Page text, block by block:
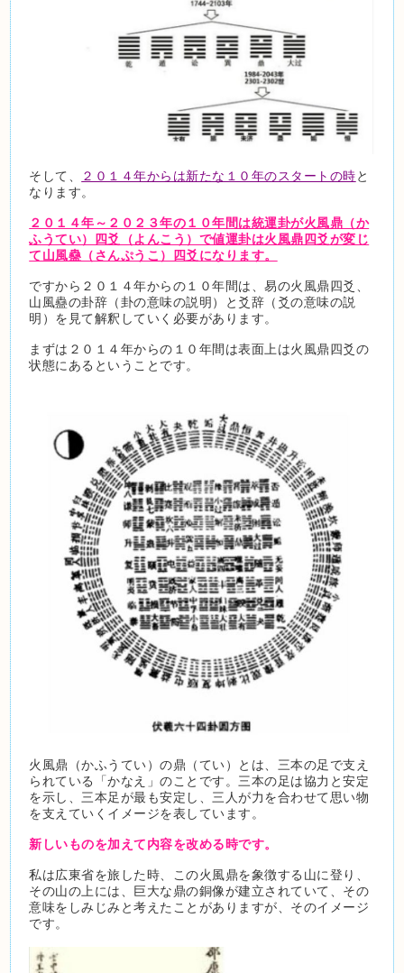
そして、 ２０１４年からは新たな１０年のスタートの時と
なります。
２０１４年～２０２３年の１０年間は統運卦が火風鼎（か
ふうてい）四爻（よんこう）で値運卦は火風鼎四爻が変じ
て山風蠱（さんぷうこ）四爻になります。
ですから２０１４年からの１０年間は、易の火風鼎四爻、
山風蠱の卦辞（卦の意味の説明）と爻辞（爻の意味の説
明）を見て解釈していく必要があります。
まずは２０１４年からの１０年間は表面上は火風鼎四爻の
状態にあるということです。
火風鼎（かふうてい）の鼎（てい）とは、三本の足で支え
られている「かなえ」のことです。三本の足は協力と安定
を示し、三本足が最も安定し、三人が力を合わせて思い物
を支えていくイメージを表しています。
新しいものを加えて内容を改める時です。
私は広東省を旅した時、この火風鼎を象徴する山に登り、
その山の上には、巨大な鼎の銅像が建立されていて、その
意味をしみじみと考えたことがありますが、そのイメージ
です。